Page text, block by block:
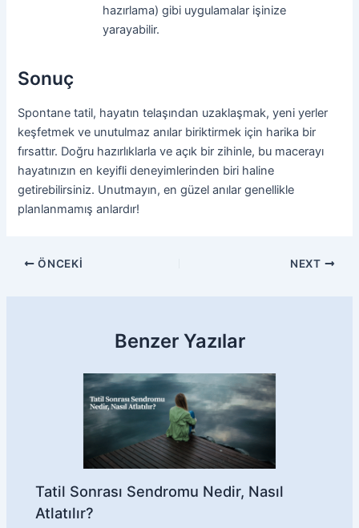
hazırlama) gibi uygulamalar işinize
yarayabilir.
Sonuç
Spontane tatil, hayatın telaşından uzaklaşmak, yeni yerler
keşfetmek ve unutulmaz anılar biriktirmek için harika bir
fırsattır. Doğru hazırlıklarla ve açık bir zihinle, bu macerayı
hayatınızın en keyifli deneyimlerinden biri haline
getirebilirsiniz. Unutmayın, en güzel anılar genellikle
planlanmamış anlardır!
ÖNCEKI NEXT
Benzer Yazılar
Tatil Sonrası Sendromu Nedir, Nasıl
Atlatılır?